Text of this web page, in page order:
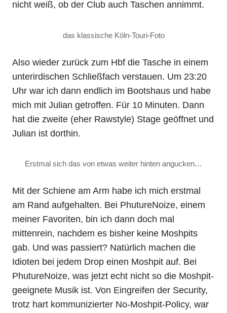
nicht weiß, ob der Club auch Taschen annimmt.
das klassische Köln-Touri-Foto
Also wieder zurück zum Hbf die Tasche in einem
unterirdischen Schließfach verstauen. Um 23:20
Uhr war ich dann endlich im Bootshaus und habe
mich mit Julian getroffen. Für 10 Minuten. Dann
hat die zweite (eher Rawstyle) Stage geöffnet und
Julian ist dorthin.
Erstmal sich das von etwas weiter hinten angucken…
Mit der Schiene am Arm habe ich mich erstmal
am Rand aufgehalten. Bei PhutureNoize, einem
meiner Favoriten, bin ich dann doch mal
mittenrein, nachdem es bisher keine Moshpits
gab. Und was passiert? Natürlich machen die
Idioten bei jedem Drop einen Moshpit auf. Bei
PhutureNoize, was jetzt echt nicht so die Moshpit-
geeignete Musik ist. Von Eingreifen der Security,
trotz hart kommunizierter No-Moshpit-Policy, war